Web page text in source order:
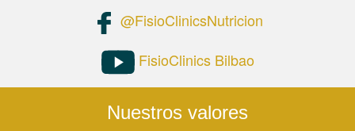
@FisioClinicsNutricion
FisioClinics Bilbao
Nuestros valores